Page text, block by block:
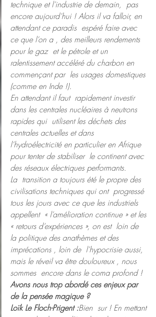
technique et l’industrie de demain,  pas
encore aujourd’hui ! Alors il va falloir, en
attendant ce paradis  espéré faire avec
ce que l’on a , des meilleurs rendements
pour le gaz  et le pétrole et un
ralentissement accéléré du charbon en
commençant par  les usages domestiques
(comme en Inde !).
En attendant il faut  rapidement investir
dans les centrales nucléaires à neutrons
rapides qui  utilisent les déchets des
centrales actuelles et dans
l’hydroélectricité en particulier en Afrique
pour tenter de stabiliser  le continent avec
des réseaux électriques performants.
La  transition a toujours été le propre des
civilisations techniques qui ont  progressé
tous les jours avec ce que les industriels
appellent  « l’amélioration continue » et les
« retours d’expériences », on est  loin de
la politique des anathèmes et des
imprécations , loin de  l’hypocrisie aussi,
mais le réveil va être douloureux , nous
sommes  encore dans le coma profond !
Avons nous trop abordé ces enjeux par
de la pensée magique ?
Loïk Le Floch-Prigent :Bien  sur ! En mettant